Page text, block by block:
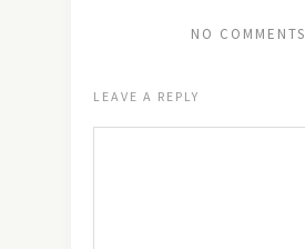
NO COMMENTS
LEAVE A REPLY